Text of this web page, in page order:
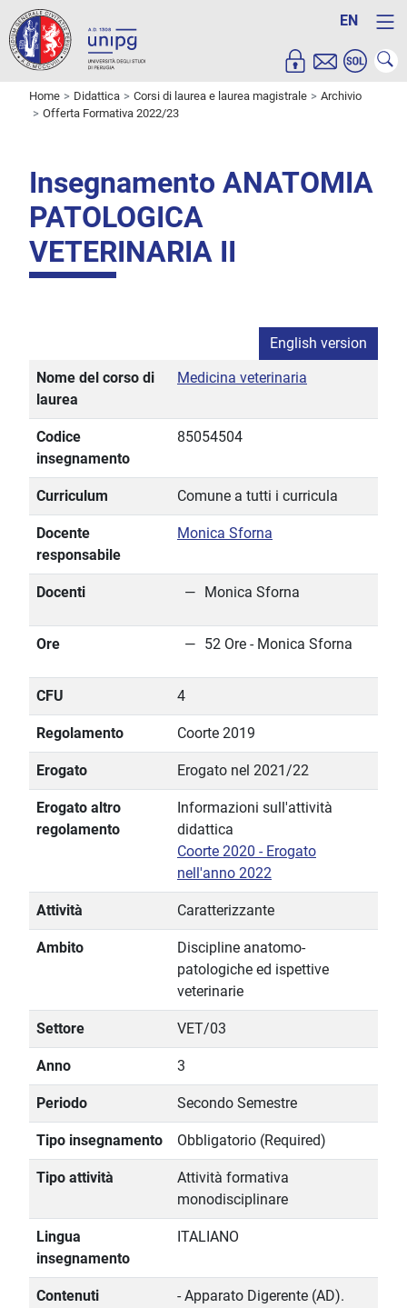
EN
Home Didattica Corsi di laurea e laurea magistrale
Archivio
Offerta Formativa 2022/23
Insegnamento ANATOMIA
PATOLOGICA
VETERINARIA II
English version
Nome del corso di
laurea
Medicina veterinaria
Codice
insegnamento
85054504
Curriculum Comune a tutti i curricula
Docente
responsabile
Monica Sforna
Docenti Monica Sforna
Ore 52 Ore - Monica Sforna
CFU 4
Regolamento Coorte 2019
Erogato Erogato nel 2021/22
Erogato altro
regolamento
Informazioni sull'attività
didattica
Coorte 2020 - Erogato
nell'anno 2022
Attività Caratterizzante
Ambito
Discipline anatomo-
patologiche ed ispettive
veterinarie
Settore VET/03
Anno 3
Periodo Secondo Semestre
Tipo insegnamento Obbligatorio (Required)
Tipo attività
Attività formativa
monodisciplinare
Lingua
insegnamento
ITALIANO
Contenuti
- Apparato Digerente (AD).